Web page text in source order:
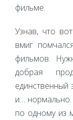
фильме.
Узнав, что
вмиг
фильмов.
добрая
единственный
и…
по одному из